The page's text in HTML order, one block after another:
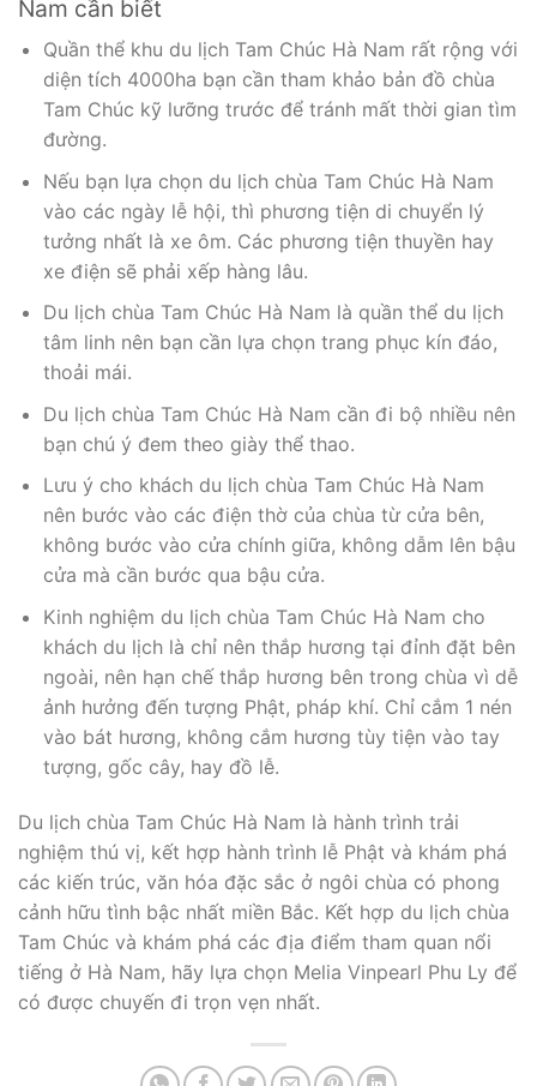
Nam cần biết
Quần thể khu du lịch Tam Chúc Hà Nam rất rộng với
diện tích 4000ha bạn cần tham khảo bản đồ chùa
Tam Chúc kỹ lưỡng trước để tránh mất thời gian tìm
đường.
Nếu bạn lựa chọn du lịch chùa Tam Chúc Hà Nam
vào các ngày lễ hội, thì phương tiện di chuyển lý
tưởng nhất là xe ôm. Các phương tiện thuyền hay
xe điện sẽ phải xếp hàng lâu.
Du lịch chùa Tam Chúc Hà Nam là quần thể du lịch
tâm linh nên bạn cần lựa chọn trang phục kín đáo,
thoải mái.
Du lịch chùa Tam Chúc Hà Nam cần đi bộ nhiều nên
bạn chú ý đem theo giày thể thao.
Lưu ý cho khách du lịch chùa Tam Chúc Hà Nam
nên bước vào các điện thờ của chùa từ cửa bên,
không bước vào cửa chính giữa, không dẫm lên bậu
cửa mà cần bước qua bậu cửa.
Kinh nghiệm du lịch chùa Tam Chúc Hà Nam cho
khách du lịch là chỉ nên thắp hương tại đỉnh đặt bên
ngoài, nên hạn chế thắp hương bên trong chùa vì dễ
ảnh hưởng đến tượng Phật, pháp khí. Chỉ cắm 1 nén
vào bát hương, không cắm hương tùy tiện vào tay
tượng, gốc cây, hay đồ lễ.
Du lịch chùa Tam Chúc Hà Nam là hành trình trải
nghiệm thú vị, kết hợp hành trình lễ Phật và khám phá
các kiến trúc, văn hóa đặc sắc ở ngôi chùa có phong
cảnh hữu tình bậc nhất miền Bắc. Kết hợp du lịch chùa
Tam Chúc và khám phá các địa điểm tham quan nổi
tiếng ở Hà Nam, hãy lựa chọn Melia Vinpearl Phu Ly để
có được chuyến đi trọn vẹn nhất.